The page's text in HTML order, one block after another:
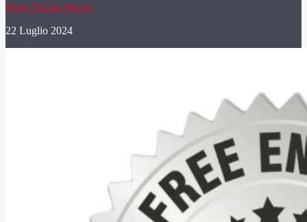
Paolo Nicola Monzi
22 Luglio 2024